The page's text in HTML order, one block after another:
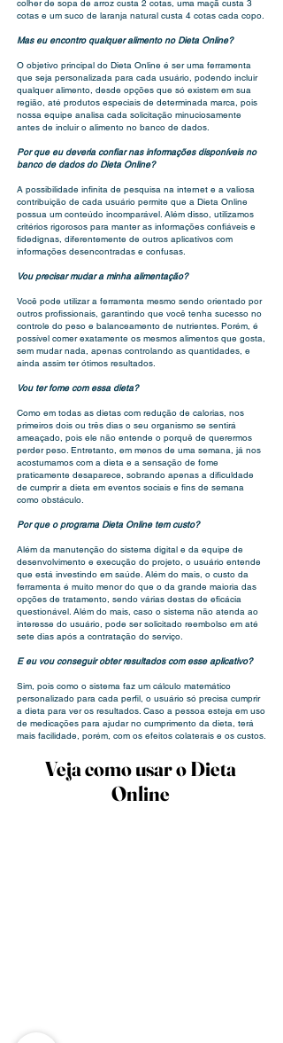
colher de sopa de arroz custa 2 cotas, uma maçã custa 3
cotas e um suco de laranja natural custa 4 cotas cada copo.
Mas eu encontro qualquer alimento no Dieta Online?
O objetivo principal do Dieta Online é ser uma ferramenta
que seja personalizada para cada usuário, podendo incluir
qualquer alimento, desde opções que só existem em sua
região, até produtos especiais de determinada marca, pois
nossa equipe analisa cada solicitação minuciosamente
antes de incluir o alimento no banco de dados.
Por que eu deveria confiar nas informações disponíveis no
banco de dados do Dieta Online?
A possibilidade infinita de pesquisa na internet e a valiosa
contribuição de cada usuário permite que a Dieta Online
possua um conteúdo incomparável. Além disso, utilizamos
critérios rigorosos para manter as informações confiáveis e
fidedignas, diferentemente de outros aplicativos com
informações desencontradas e confusas.
Vou precisar mudar a minha alimentação?
Você pode utilizar a ferramenta mesmo sendo orientado por
outros profissionais, garantindo que você tenha sucesso no
controle do peso e balanceamento de nutrientes. Porém, é
possível comer exatamente os mesmos alimentos que gosta,
sem mudar nada, apenas controlando as quantidades, e
ainda assim ter ótimos resultados.
Vou ter fome com essa dieta?
Como em todas as dietas com redução de calorias, nos
primeiros dois ou três dias o seu organismo se sentirá
ameaçado, pois ele não entende o porquê de querermos
perder peso. Entretanto, em menos de uma semana, já nos
acostumamos com a dieta e a sensação de fome
praticamente desaparece, sobrando apenas a dificuldade
de cumprir a dieta em eventos sociais e fins de semana
como obstáculo.
Por que o programa Dieta Online tem custo?
Além da manutenção do sistema digital e da equipe de
desenvolvimento e execução do projeto, o usuário entende
que está investindo em saúde. Além do mais, o custo da
ferramenta é muito menor do que o da grande maioria das
opções de tratamento, sendo várias destas de eficácia
questionável. Além do mais, caso o sistema não atenda ao
interesse do usuário, pode ser solicitado reembolso em até
sete dias após a contratação do serviço.
E eu vou conseguir obter resultados com esse aplicativo?
Sim, pois como o sistema faz um cálculo matemático
personalizado para cada perfil, o usuário só precisa cumprir
a dieta para ver os resultados. Caso a pessoa esteja em uso
de medicações para ajudar no cumprimento da dieta, terá
mais facilidade, porém, com os efeitos colaterais e os custos.
Veja como usar o Dieta
Online